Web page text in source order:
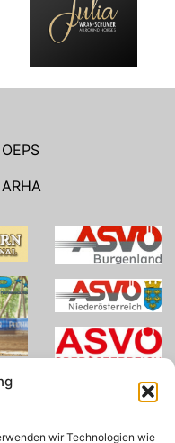
wir Technologien wie
OEPS
ARHA